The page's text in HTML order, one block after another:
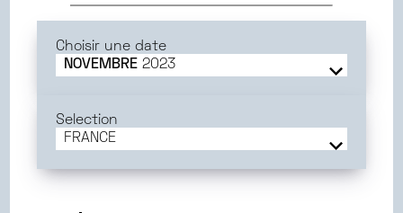
Choisir une date
NOVEMBRE 2023
MAI
2025
AVRIL2025
Selection
FRANCE